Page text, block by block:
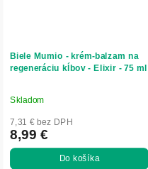
Biele Mumio - krém-balzam na
regeneráciu kĺbov - Elixir - 75 ml
Priemerné
hodnotenie
produktu
je
4,8
Skladom
7,31 € bez DPH
8,99 €
Do košíka